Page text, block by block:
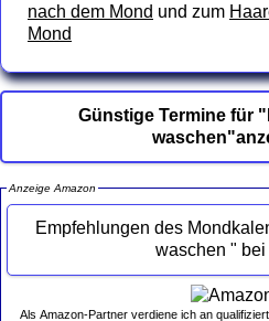
nach dem Mond und zum
Mond
Günstige Termine für
Anzeige Amazon
Empfehlungen des
Als Amazon-Partner verdiene ich an